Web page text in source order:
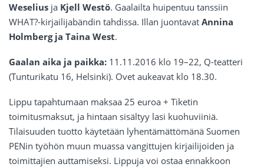
Weselius ja Kjell Westö. Gaalailta huipentuu tanssiin
WHAT?-kirjailijabändin tahdissa. Illan juontavat Annina
Holmberg ja Taina West.
Gaalan aika ja paikka: 11.11.2016 klo 19–22, Q-teatteri
(Tunturikatu 16, Helsinki). Ovet aukeavat klo 18.30.
Lippu tapahtumaan maksaa 25 euroa + Tiketin
toimitusmaksut, ja hintaan sisältyy lasi kuohuviiniä.
Tilaisuuden tuotto käytetään lyhentämättömänä Suomen
PENin työhön muun muassa vangittujen kirjailijoiden ja
toimittajien auttamiseksi. Lippuja voi ostaa ennakkoon